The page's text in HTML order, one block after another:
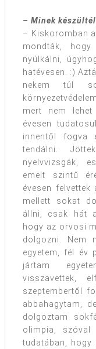
– Minek
– Kiskoromban
mondták,
nyúlkálni,
hatévesen. :)
nekem túl
mert nem
évesen
innentől fogva
tendálni.
nyelvvizsgák,
emelt szintű
évesen felvettek
mellett sokat
állni, csak hát
hogy az orvosi
dolgozni. Nem
egyetem, fél év
jártam
visszavettek,
szeptembertől
abbahagytam,
dolgoztam
olimpia,
tudatában,